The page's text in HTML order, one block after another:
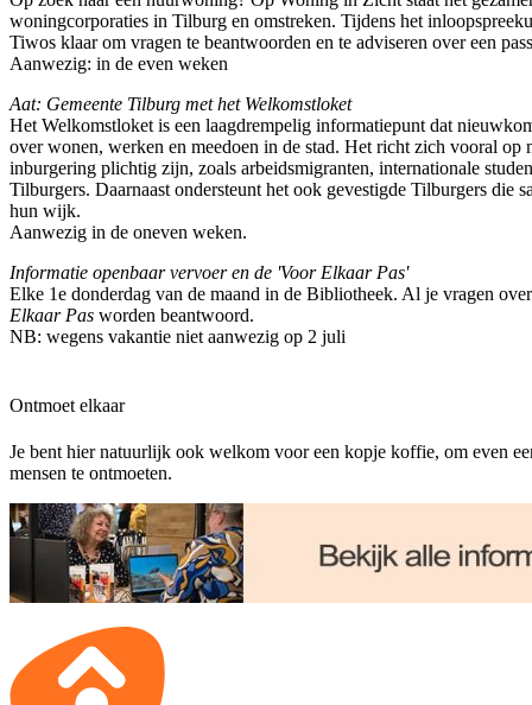
woningcorporaties in Tilburg en omstreken. Tijdens het
Tiwos klaar om vragen te beantwoorden en te adviseren over een
Aanwezig: in de even weken
Aat: Gemeente Tilburg met het Welkomstloket
Het Welkomstloket is een laagdrempelig informatiepunt dat
over wonen, werken en meedoen in de stad. Het richt zich vooral op
inburgering plichtig zijn, zoals arbeidsmigranten, internationale
Tilburgers. Daarnaast ondersteunt het ook gevestigde Tilburgers die
hun wijk.
Aanwezig in de oneven weken.
Informatie openbaar vervoer en de 'Voor Elkaar Pas'
Elke 1e donderdag van de maand in de Bibliotheek. Al je vragen
Elkaar Pas worden beantwoord.
NB: wegens vakantie niet aanwezig op 2 juli
Ontmoet elkaar
Je bent hier natuurlijk ook welkom voor een kopje koffie, om even
mensen te ontmoeten.